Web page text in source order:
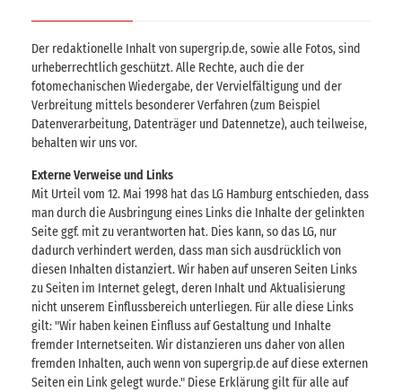
Der redaktionelle Inhalt von supergrip.de, sowie alle Fotos, sind
urheberrechtlich geschützt. Alle Rechte, auch die der
fotomechanischen Wiedergabe, der Vervielfältigung und der
Verbreitung mittels besonderer Verfahren (zum Beispiel
Datenverarbeitung, Datenträger und Datennetze), auch teilweise,
behalten wir uns vor.
Externe Verweise und Links
Mit Urteil vom 12. Mai 1998 hat das LG Hamburg entschieden, dass
man durch die Ausbringung eines Links die Inhalte der gelinkten
Seite ggf. mit zu verantworten hat. Dies kann, so das LG, nur
dadurch verhindert werden, dass man sich ausdrücklich von
diesen Inhalten distanziert. Wir haben auf unseren Seiten Links
zu Seiten im Internet gelegt, deren Inhalt und Aktualisierung
nicht unserem Einflussbereich unterliegen. Für alle diese Links
gilt: "Wir haben keinen Einfluss auf Gestaltung und Inhalte
fremder Internetseiten. Wir distanzieren uns daher von allen
fremden Inhalten, auch wenn von supergrip.de auf diese externen
Seiten ein Link gelegt wurde." Diese Erklärung gilt für alle auf